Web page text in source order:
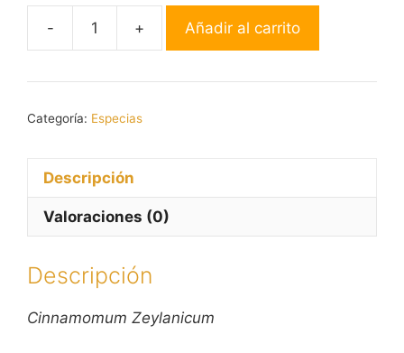
-
Canela
Ceilán
+ Añadir al carrito
Categoría: Especias
Descripción
Valoraciones (0)
Descripción
Cinnamomum Zeylanicum